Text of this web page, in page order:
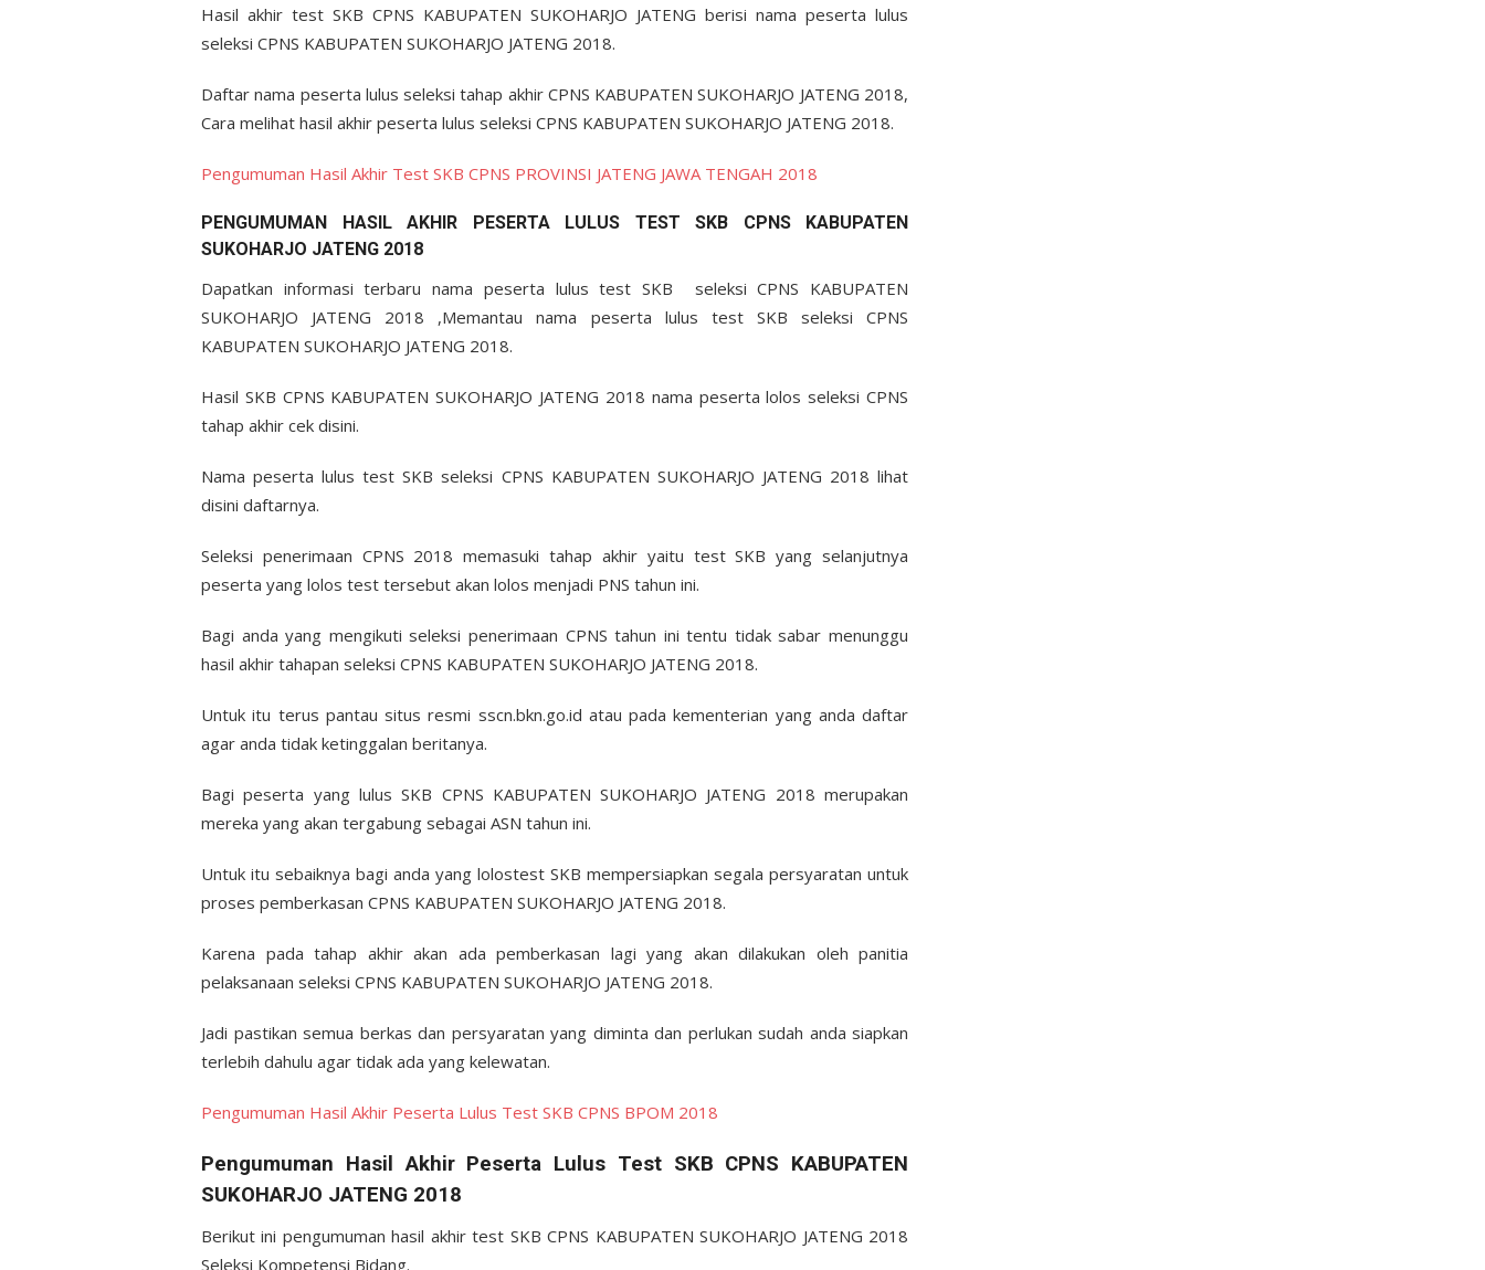
Hasil akhir test SKB CPNS KABUPATEN SUKOHARJO JATENG berisi nama peserta lulus
seleksi CPNS KABUPATEN SUKOHARJO JATENG 2018.
Daftar nama peserta lulus seleksi tahap akhir CPNS KABUPATEN SUKOHARJO JATENG 2018,
Cara melihat hasil akhir peserta lulus seleksi CPNS KABUPATEN SUKOHARJO JATENG 2018.
Pengumuman Hasil Akhir Test SKB CPNS PROVINSI JATENG JAWA TENGAH 2018
PENGUMUMAN HASIL AKHIR PESERTA LULUS TEST SKB CPNS KABUPATEN
SUKOHARJO JATENG 2018
Dapatkan informasi terbaru nama peserta lulus test SKB seleksi CPNS KABUPATEN
SUKOHARJO JATENG 2018 ,Memantau nama peserta lulus test SKB seleksi CPNS
KABUPATEN SUKOHARJO JATENG 2018.
Hasil SKB CPNS KABUPATEN SUKOHARJO JATENG 2018 nama peserta lolos seleksi CPNS
tahap akhir cek disini.
Nama peserta lulus test SKB seleksi CPNS KABUPATEN SUKOHARJO JATENG 2018 lihat
disini daftarnya.
Seleksi penerimaan CPNS 2018 memasuki tahap akhir yaitu test SKB yang selanjutnya
peserta yang lolos test tersebut akan lolos menjadi PNS tahun ini.
Bagi anda yang mengikuti seleksi penerimaan CPNS tahun ini tentu tidak sabar menunggu
hasil akhir tahapan seleksi CPNS KABUPATEN SUKOHARJO JATENG 2018.
Untuk itu terus pantau situs resmi sscn.bkn.go.id atau pada kementerian yang anda daftar
agar anda tidak ketinggalan beritanya.
Bagi peserta yang lulus SKB CPNS KABUPATEN SUKOHARJO JATENG 2018 merupakan
mereka yang akan tergabung sebagai ASN tahun ini.
Untuk itu sebaiknya bagi anda yang lolostest SKB mempersiapkan segala persyaratan untuk
proses pemberkasan CPNS KABUPATEN SUKOHARJO JATENG 2018.
Karena pada tahap akhir akan ada pemberkasan lagi yang akan dilakukan oleh panitia
pelaksanaan seleksi CPNS KABUPATEN SUKOHARJO JATENG 2018.
Jadi pastikan semua berkas dan persyaratan yang diminta dan perlukan sudah anda siapkan
terlebih dahulu agar tidak ada yang kelewatan.
Pengumuman Hasil Akhir Peserta Lulus Test SKB CPNS BPOM 2018
Pengumuman Hasil Akhir Peserta Lulus Test SKB CPNS KABUPATEN
SUKOHARJO JATENG 2018
Berikut ini pengumuman hasil akhir test SKB CPNS KABUPATEN SUKOHARJO JATENG 2018
Seleksi Kompetensi Bidang.